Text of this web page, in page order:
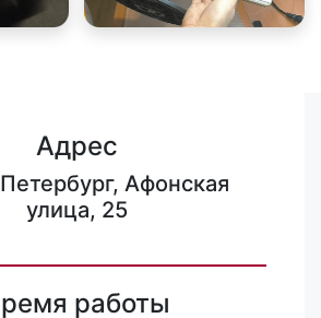
Адрес
Афонская
улица, 25
работы